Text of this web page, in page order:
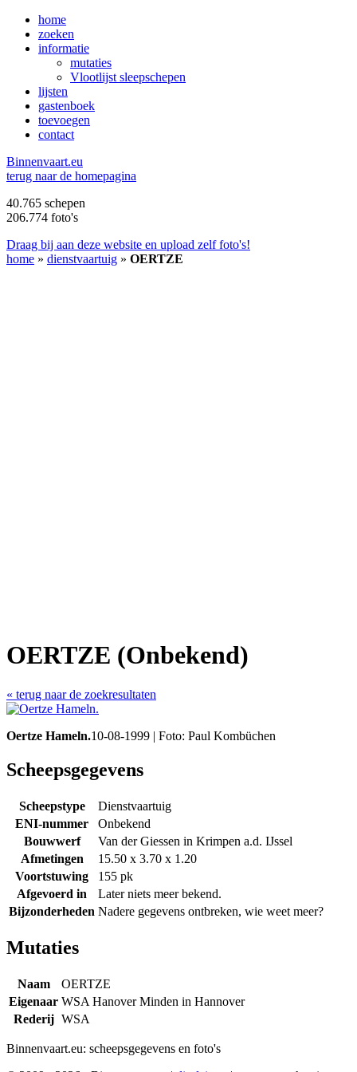
home
zoeken
informatie
mutaties
Vlootlijst sleepschepen
lijsten
gastenboek
toevoegen
contact
Binnenvaart.eu
terug naar de homepagina
40.765 schepen
206.774 foto's
Draag bij aan deze website en upload zelf foto's!
home » dienstvaartuig » OERTZE
OERTZE (Onbekend)
« terug naar de zoekresultaten
Oertze Hameln.10-08-1999 | Foto: Paul Kombüchen
Scheepsgegevens
Scheepstype
Dienstvaartuig
ENI-nummer
Onbekend
Bouwwerf
Van der Giessen in Krimpen a.d. IJssel
Afmetingen
15.50 x 3.70 x 1.20
Voortstuwing
155 pk
Afgevoerd in
Later niets meer bekend.
Bijzonderheden Nadere gegevens ontbreken, wie weet meer?
Mutaties
Naam
OERTZE
Eigenaar WSA Hanover Minden in Hannover
Rederij WSA
Binnenvaart.eu: scheepsgegevens en foto's